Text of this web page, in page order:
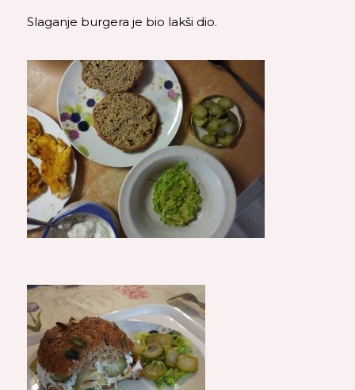
Slaganje burgera je bio lakši dio.